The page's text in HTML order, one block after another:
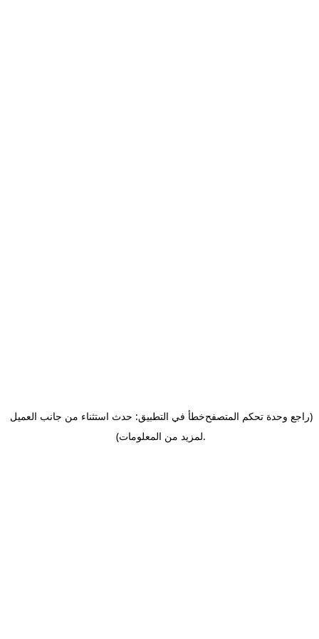
خطأ في التطبيق: حدث استثناء من جانب العميل(راجع وحدة تحكم المتصفح
لمزيد من المعلومات).